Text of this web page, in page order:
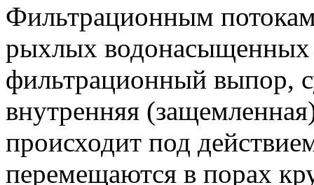
Фильтрационным
рыхлых водонасыщенных
фильтрационный выпор,
внутренняя
происходит под
перемещаются в порах